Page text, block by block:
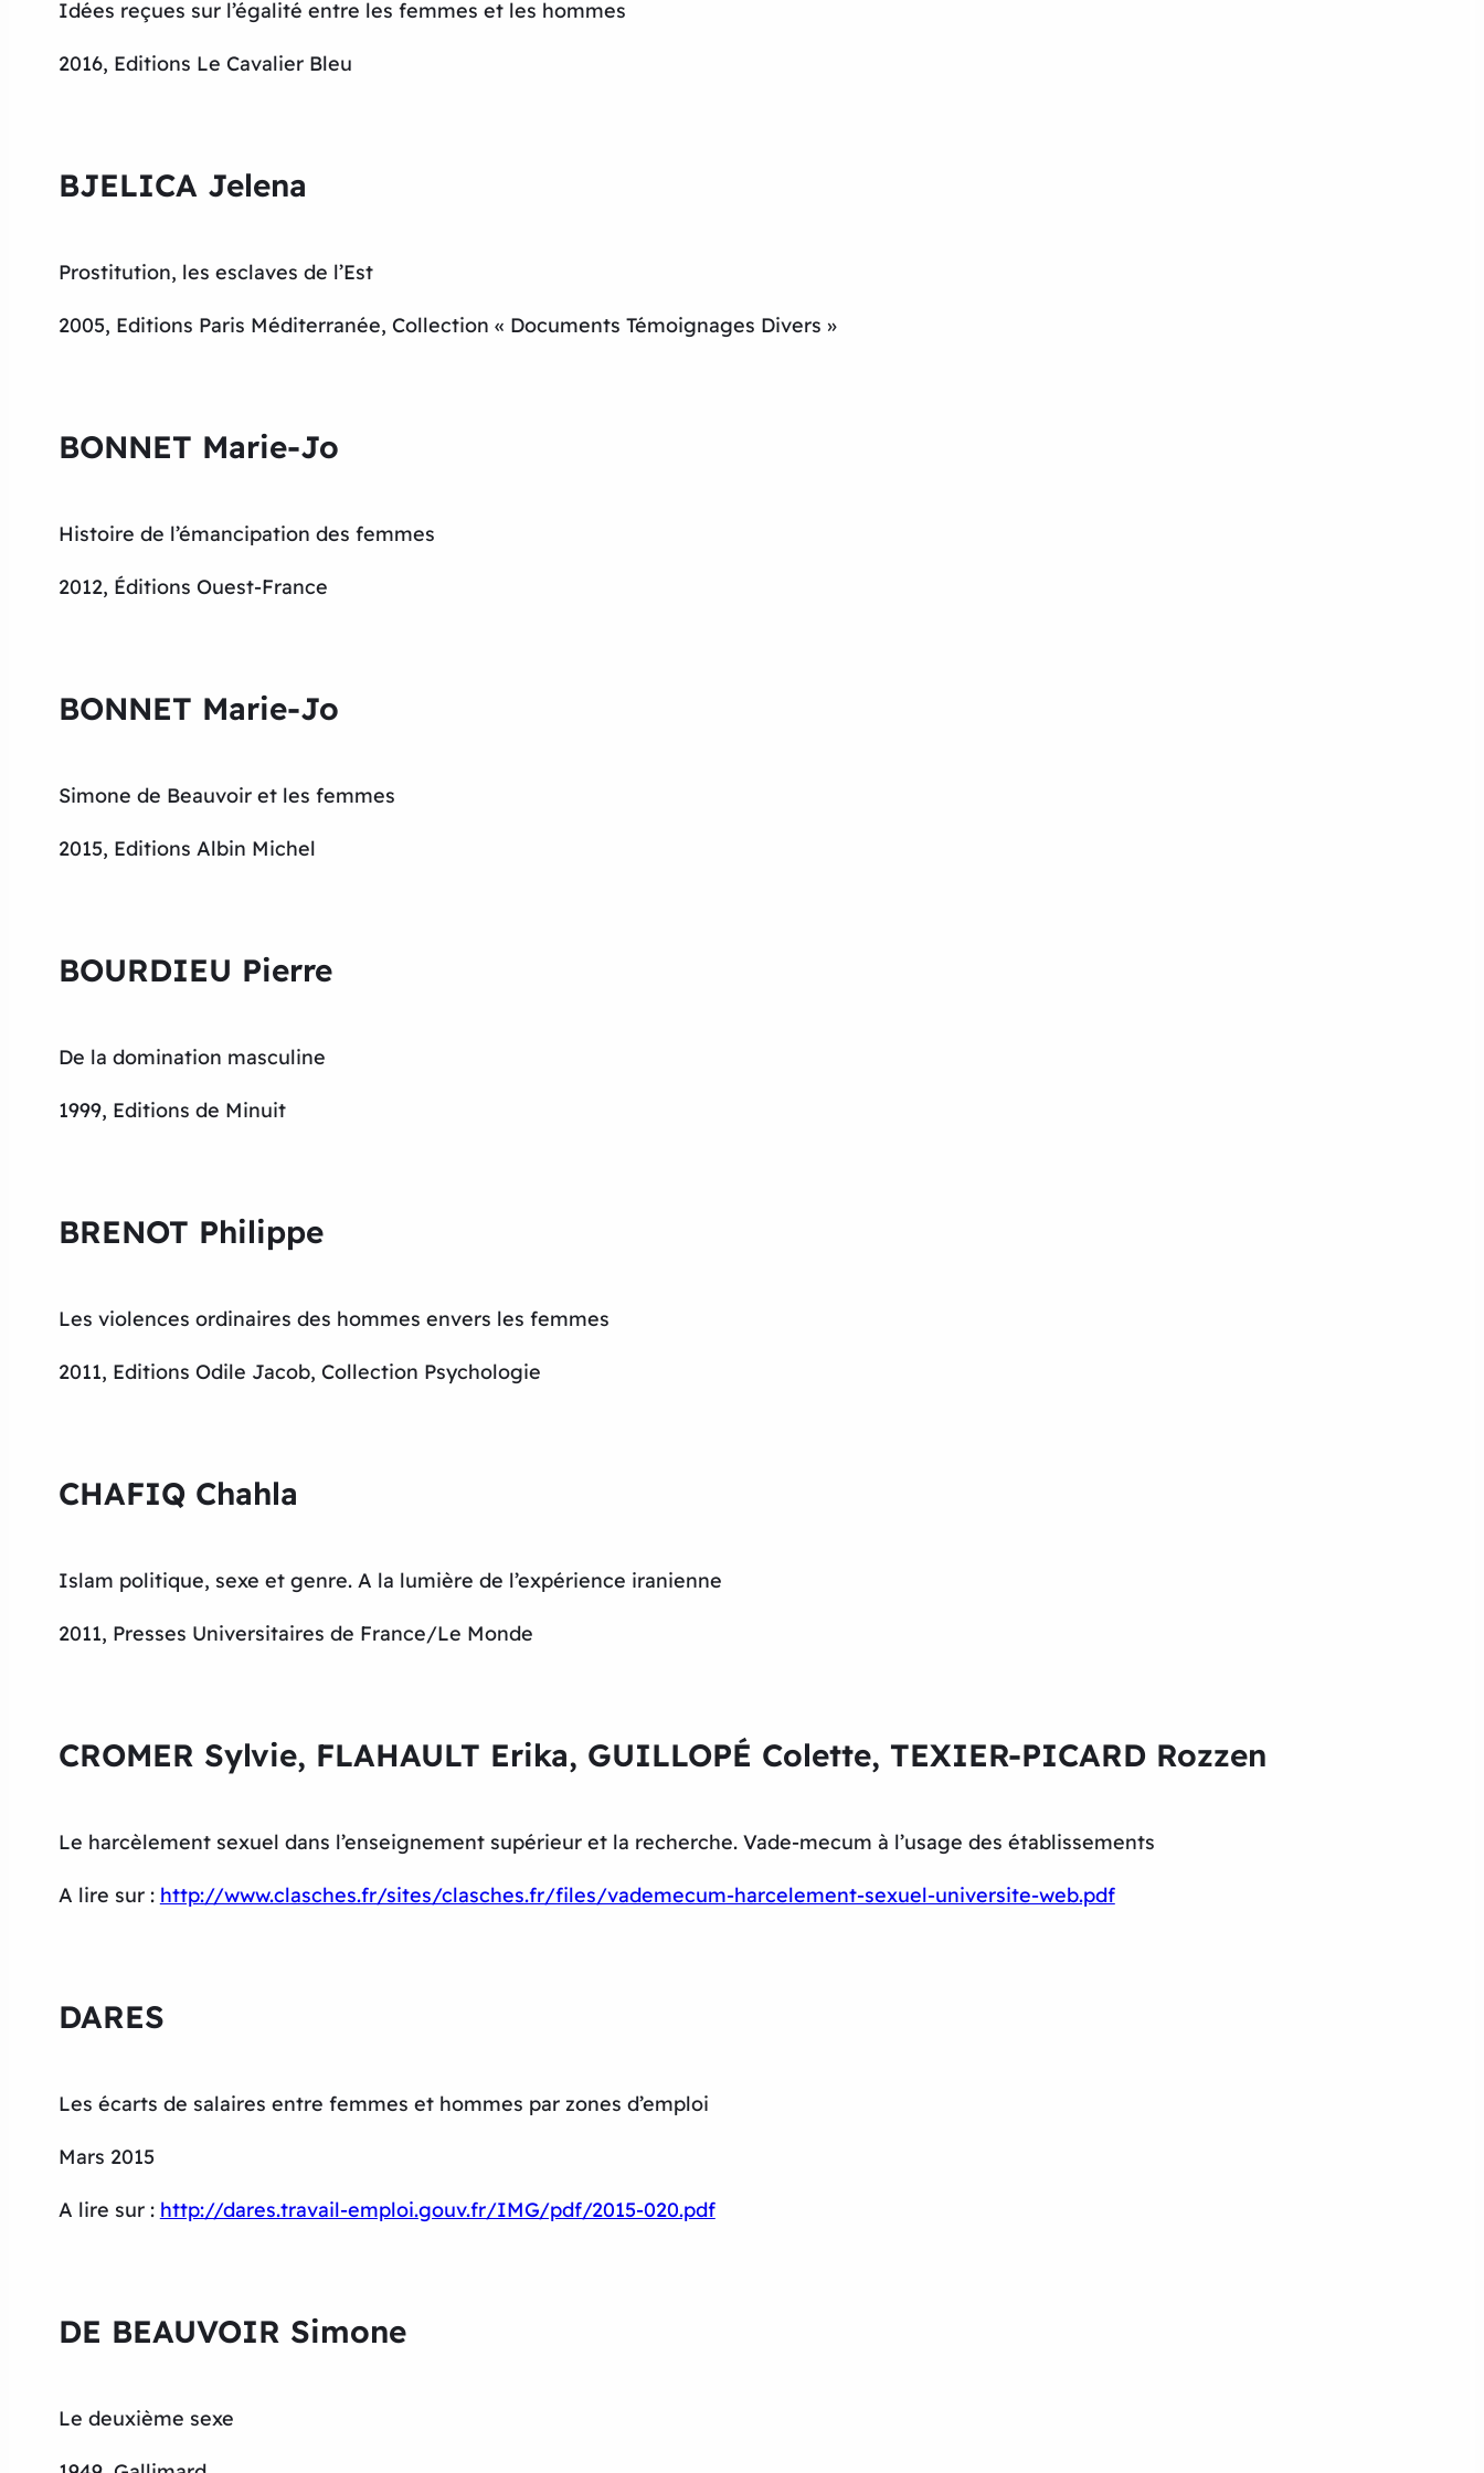
Idées reçues sur l’égalité entre les femmes et les hommes
2016, Editions Le Cavalier Bleu
BJELICA Jelena
Prostitution, les esclaves de l’Est
2005, Editions Paris Méditerranée, Collection « Documents Témoignages Divers »
BONNET Marie-Jo
Histoire de l’émancipation des femmes
2012, Éditions Ouest-France
BONNET Marie-Jo
Simone de Beauvoir et les femmes
2015, Editions Albin Michel
BOURDIEU Pierre
De la domination masculine
1999, Editions de Minuit
BRENOT Philippe
Les violences ordinaires des hommes envers les femmes
2011, Editions Odile Jacob, Collection Psychologie
CHAFIQ Chahla
Islam politique, sexe et genre. A la lumière de l’expérience iranienne
2011, Presses Universitaires de France/Le Monde
CROMER Sylvie, FLAHAULT Erika, GUILLOPÉ Colette, TEXIER-PICARD Rozzen
Le harcèlement sexuel dans l’enseignement supérieur et la recherche. Vade-mecum à l’usage des établissements
A lire sur : http://www.clasches.fr/sites/clasches.fr/files/vademecum-harcelement-sexuel-universite-web.pdf
DARES
Les écarts de salaires entre femmes et hommes par zones d’emploi
Mars 2015
A lire sur : http://dares.travail-emploi.gouv.fr/IMG/pdf/2015-020.pdf
DE BEAUVOIR Simone
Le deuxième sexe